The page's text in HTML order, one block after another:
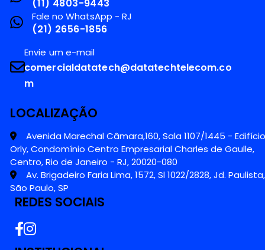
(11) 4803-9443
Fale no WhatsApp - RJ
(21) 2656-1856
Envie um e-mail
comercialdatatech@datatechtelecom.co
m
LOCALIZAÇÃO
Avenida Marechal Câmara,160, Sala 1107/1445 - Edifício
Orly, Condomínio Centro Empresarial Charles de Gaulle,
Centro, Rio de Janeiro - RJ, 20020-080
Av. Brigadeiro Faria Lima, 1572, Sl 1022/2828, Jd. Paulista,
São Paulo, SP
REDES SOCIAIS